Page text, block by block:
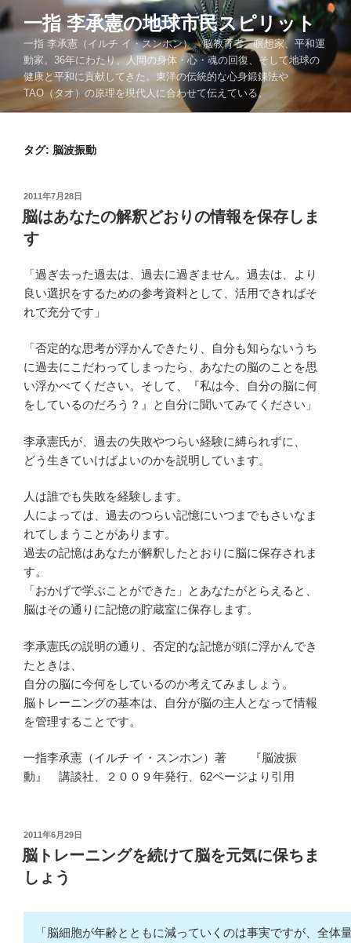
コ
ン
ツ
一指 李承憲の地球市民スピリット
一指 李承憲（イルチ イ・スンホン）。脳教育者、瞑想家、平和運
動家。36年にわたり、人間の身体・心・魂の回復、そして地球の
健康と平和に貢献してきた。東洋の伝統的な心身鍛錬法や
TAO（タオ）の原理を現代人に合わせて伝えている。
タグ: 脳波振動
投
稿
日:
2011年7月28日
脳はあなたの解釈どおりの情報を保存しま
す
「過ぎ去った過去は、過去に過ぎません。過去は、より
良い選択をするための参考資料として、活用できればそ
れで充分です」
「否定的な思考が浮かんできたり、自分も知らないうち
に過去にこだわってしまったら、あなたの脳のことを思
い浮かべてください。そして、『私は今、自分の脳に何
をしているのだろう？』と自分に聞いてみてください」
李承憲氏が、過去の失敗やつらい経験に縛られずに、
どう生きていけばよいのかを説明しています。
人は誰でも失敗を経験します。
人によっては、過去のつらい記憶にいつまでもさいなま
れてしまうことがあります。
過去の記憶はあなたが解釈したとおりに脳に保存されま
す。
「おかげで学ぶことができた」とあなたがとらえると、
脳はその通りに記憶の貯蔵室に保存します。
李承憲氏の説明の通り、否定的な記憶が頭に浮かんでき
たときは、
自分の脳に今何をしているのか考えてみましょう。
脳トレーニングの基本は、自分が脳の主人となって情報
を管理することです。
一指李承憲（イルチ イ・スンホン）著 『脳波振
動』 講談社、２００９年発行、62ページより引用
投
稿
日:
2011年6月29日
脳トレーニングを続けて脳を元気に保ちま
しょう
「脳細胞が年齢とともに減っていくのは事実ですが、全体